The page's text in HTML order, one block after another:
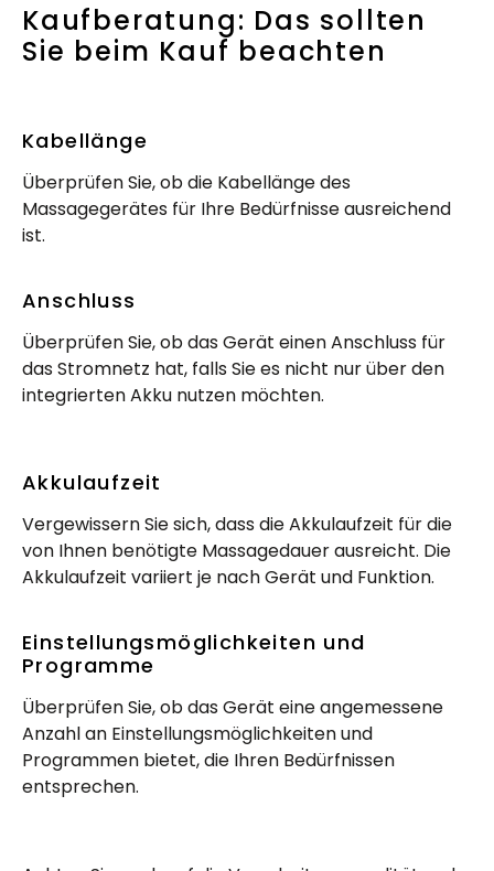
Kaufberatung: Das sollten
Sie beim Kauf beachten
Kabellänge
Überprüfen Sie, ob die Kabellänge des
Massagegerätes für Ihre Bedürfnisse ausreichend
ist.
Anschluss
Überprüfen Sie, ob das Gerät einen Anschluss für
das Stromnetz hat, falls Sie es nicht nur über den
integrierten Akku nutzen möchten.
Akkulaufzeit
Vergewissern Sie sich, dass die Akkulaufzeit für die
von Ihnen benötigte Massagedauer ausreicht. Die
Akkulaufzeit variiert je nach Gerät und Funktion.
Einstellungsmöglichkeiten und
Programme
Überprüfen Sie, ob das Gerät eine angemessene
Anzahl an Einstellungsmöglichkeiten und
Programmen bietet, die Ihren Bedürfnissen
entsprechen.